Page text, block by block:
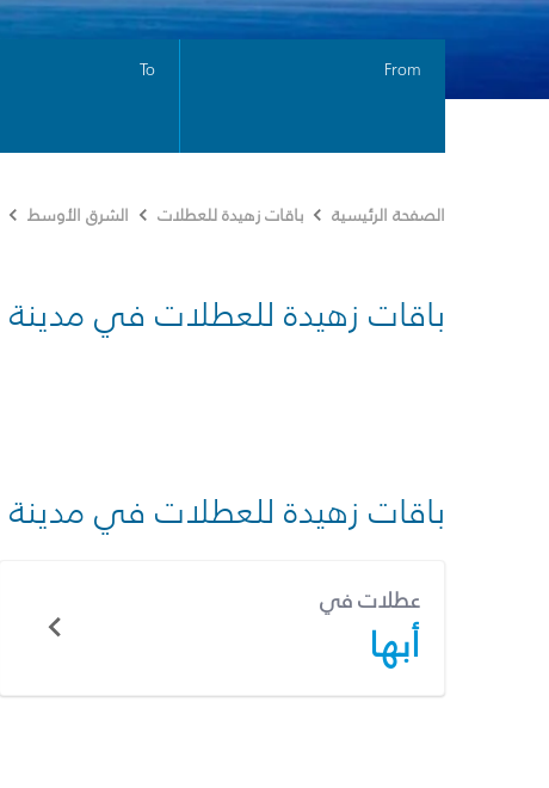
From
To
الصفحة الرئيسية باقات زهيدة للعطلات الشرق الأوسط
باقات زهيدة للعطلات في مدينة
باقات زهيدة للعطلات في مدينة
عطلات في
أبها